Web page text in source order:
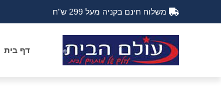
משלוח חינם בקניה מעל 299 ש"ח
דף בית